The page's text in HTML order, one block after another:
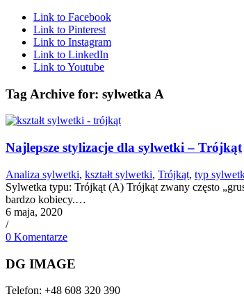
Link to Facebook
Link to Pinterest
Link to Instagram
Link to LinkedIn
Link to Youtube
Tag Archive for: sylwetka A
Najlepsze stylizacje dla sylwetki – Trójkąt
Analiza sylwetki, kształt sylwetki, Trójkąt, typ
Sylwetka typu: Trójkąt (A) Trójkąt zwany często
bardzo kobiecy.…
6 maja, 2020
/
0 Komentarze
DG IMAGE
Telefon: +48 608 320 390